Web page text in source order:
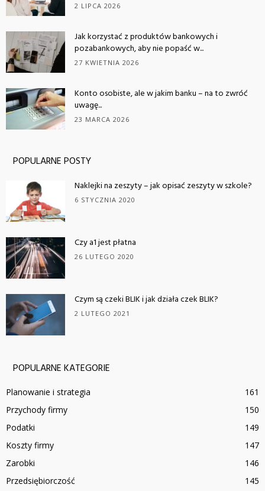
2 LIPCA 2026
Jak korzystać z produktów bankowych i
pozabankowych, aby nie popaść w...
27 KWIETNIA 2026
Konto osobiste, ale w jakim banku – na to zwróć
uwagę...
23 MARCA 2026
POPULARNE POSTY
Naklejki na zeszyty – jak opisać zeszyty w szkole?
6 STYCZNIA 2020
Czy a1 jest płatna
26 LUTEGO 2020
Czym są czeki BLIK i jak działa czek BLIK?
2 LUTEGO 2021
POPULARNE KATEGORIE
Planowanie i strategia
161
Przychody firmy
150
Podatki
149
Koszty firmy
147
Zarobki
146
Przedsiębiorczość
145